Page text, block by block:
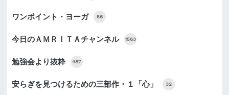
ワンポイント・ヨーガ 56
今日のＡＭＲＩＴＡチャンネル 1563
勉強会より抜粋 487
安らぎを見つけるための三部作・１「心」 32